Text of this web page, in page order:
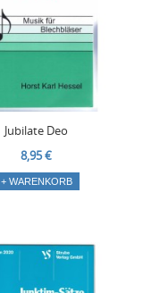
Jubilate Deo
8,95 €
+ WARENKORB